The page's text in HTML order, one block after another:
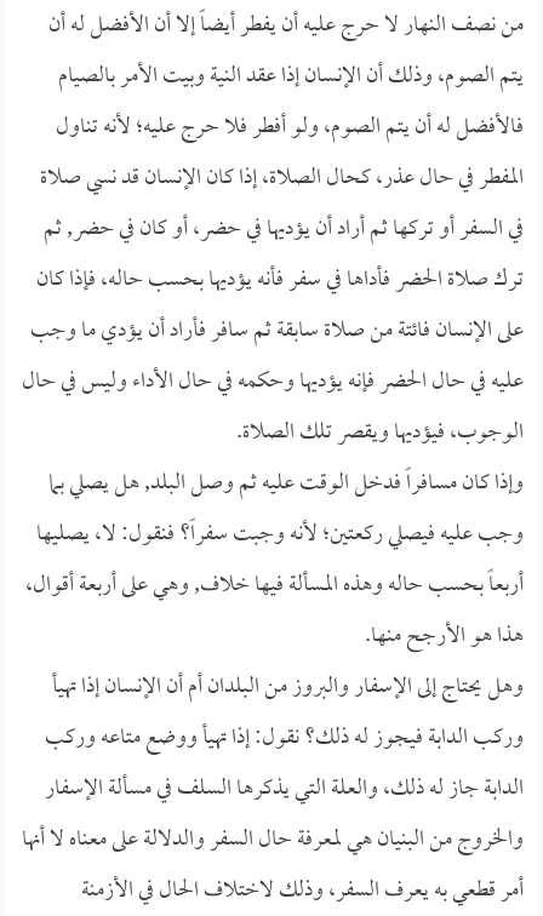
من نصف النهار لا حرج عليه أن يفطر أيضاً إلا أن الأفضل له أن
يتم الصوم، وذلك أن الإنسان إذا عقد النية وبيت الأمر بالصيام
فالأفضل له أن يتم الصوم، ولو أفطر فلا حرج عليه؛ لأنه تناول
المفطر في حال عذر، كحال الصلاة، إذا كان الإنسان قد نسي صلاة
في السفر أو تركها ثم أراد أن يؤديها في حضر، أو كان في حضر, ثم
ترك صلاة الحضر فأداها في سفر فأنه يؤديها بحسب حاله، فإذا كان
على الإنسان فائتة من صلاة سابقة ثم سافر فأراد أن يؤدي ما وجب
عليه في حال الحضر فإنه يؤديها وحكمه في حال الأداء وليس في حال
الوجوب، فيؤديها ويقصر تلك الصلاة.
وإذا كان مسافراً فدخل الوقت عليه ثم وصل البلد, هل يصلي بما
وجب عليه فيصلي ركعتين؛ لأنه وجبت سفراً؟ فنقول: لا، يصليها
أربعاً بحسب حاله وهذه المسألة فيها خلاف, وهي على أربعة أقوال،
هذا هو الأرجح منها.
وهل يحتاج إلى الإسفار والبروز من البلدان أم أن الإنسان إذا تهيأ
وركب الدابة فيجوز له ذلك؟ نقول: إذا تهيأ ووضع متاعه وركب
الدابة جاز له ذلك، والعلة التي يذكرها السلف في مسألة الإسفار
والخروج من البنيان هي لمعرفة حال السفر والدلالة على معناه لا أنها
أمر قطعي به يعرف السفر، وذلك لاختلاف الحال في الأزمنة